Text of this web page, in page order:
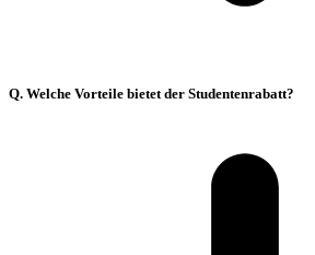
Q. Welche Vorteile bietet der Studentenrabatt?